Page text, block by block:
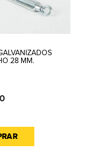
28 MM.